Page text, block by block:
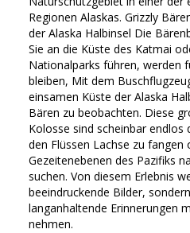
Regionen Alaskas. Grizzly
der Alaska Halbinsel Die
Sie an die Küste des Katmai
Nationalparks führen, werden
bleiben, Mit dem
einsamen Küste der Alaska
Bären zu beobachten. Diese
Kolosse sind scheinbar endlos
den Flüssen Lachse zu fangen
Gezeitenebenen des Pazifiks
suchen. Von diesem Erlebnis
beeindruckende Bilder,
langanhaltende Erinnerungen
nehmen.